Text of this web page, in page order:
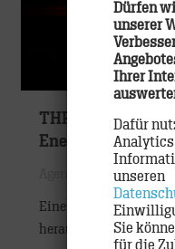
THREE SIXTY
Energy Drink der
Etats,Work
Eine Vodkamarke, die
herausbringt?
Dürfen
unserer
Ihrer
Dafür
unseren
Sie
für die